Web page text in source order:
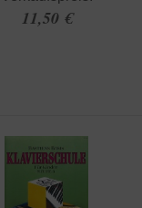
11,50 €